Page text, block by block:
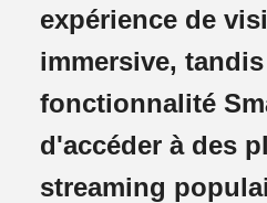
expérience de
immersive,
fonctionnalité
d'accéder à des
streaming